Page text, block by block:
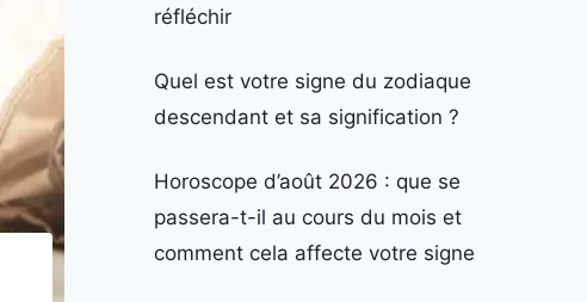
réfléchir
Quel est votre signe du zodiaque
descendant et sa signification ?
Horoscope d’août 2026 : que se
passera-t-il au cours du mois et
comment cela affecte votre signe